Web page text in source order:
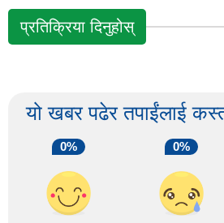
प्रतिक्रिया दिनुहोस्
यो खबर पढेर तपाईंलाई
0% 0%